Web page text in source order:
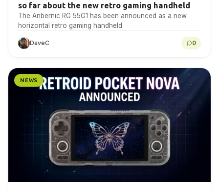
so far about the new retro gaming handheld
The Anbernic RG 55G1 has been announced as a new
horizontal retro gaming handheld
DaveC 0
NEWS